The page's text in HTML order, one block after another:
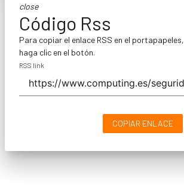
close
Código Rss
Para copiar el enlace RSS en el portapapeles,
haga clic en el botón.
RSS link
COPIAR ENLACE